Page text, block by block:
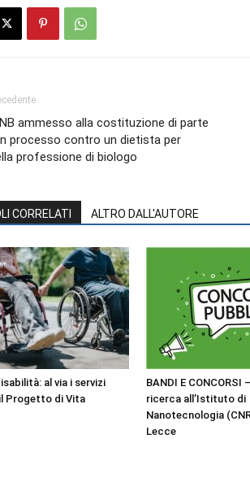
ammesso alla costituzione di parte
processo contro un dietista per
professione di biologo
CORRELATI ALTRO DALL'AUTORE
al via i servizi
Progetto di Vita
BANDI E CONCORSI
ricerca all’Istituto di
Nanotecnologia
Lecce